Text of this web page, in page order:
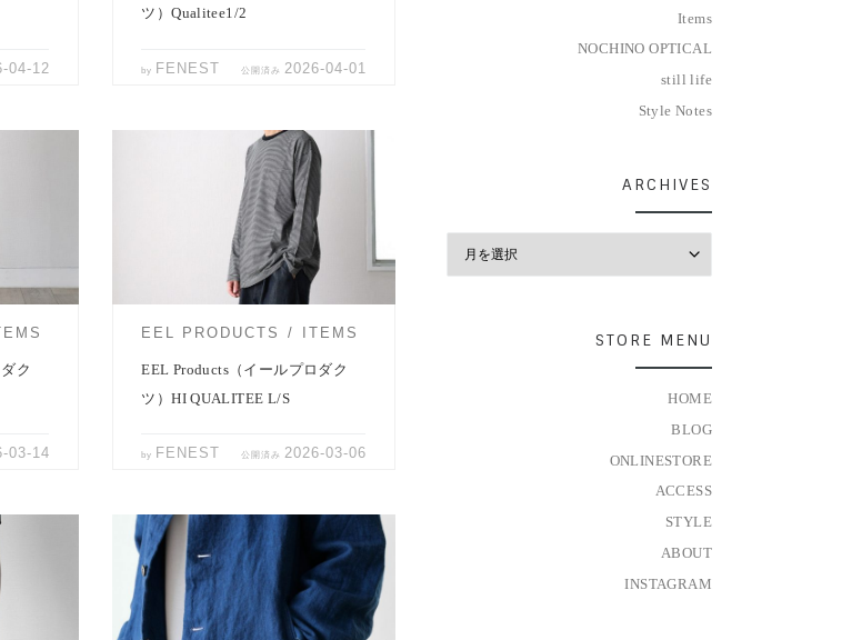
04-12
ツ）Qualitee1/2
by FENEST 公開済み 2026-04-01
ーパ
Pants
ク
03-14
EEL Productsのクルーネックロングスリ
ーブTEE「HI QUALITEE L/S 」。 超
EEL PRODUCTS ITEMS
EEL Products（イールプロダク
ツ）HI QUALITEE L/S
by FENEST 公開済み 2026-03-06
のご紹
パン
EEL Productsよりリネンステンカラーコ
ートのご紹介。 ブランド定番の「サク
ラコート」のリネ […]
Items
NOCHINO OPTICAL
still life
Style Notes
ARCHIVES
STORE MENU
HOME
BLOG
ONLINESTORE
ACCESS
STYLE
ABOUT
INSTAGRAM